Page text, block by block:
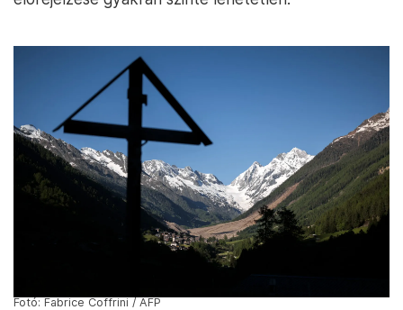
Fotó: Fabrice Coffrini / AFP